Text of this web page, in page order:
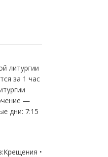
литургии
за 1 час
—
дни: 7:15
•